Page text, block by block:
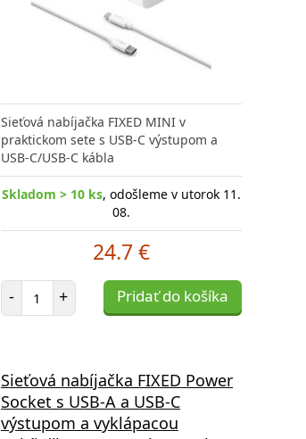
Sieťová nabíjačka FIXED MINI v
praktickom sete s USB-C výstupom a
USB-C/USB-C kábla
Skladom > 10 ks, odošleme v utorok 11.
08.
24.7 €
- Počet položiek
+ Pridať do košíka
Sieťová nabíjačka FIXED Power
Socket s USB-A a USB-C
výstupom a vyklápacou